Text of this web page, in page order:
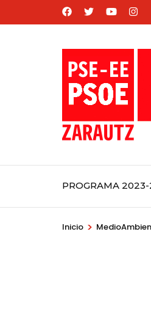
al
PROGRAMA
Inicio >